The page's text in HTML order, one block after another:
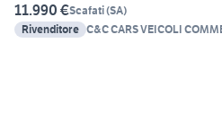
11.990 €Scafati(SA)
Rivenditore C&C CARS VEICOLI